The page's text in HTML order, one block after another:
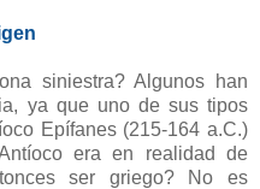
siniestra? Algunos han
ya que uno de sus tipos
Epífanes (215-164 a.C.)
era en realidad de
ser griego? No es